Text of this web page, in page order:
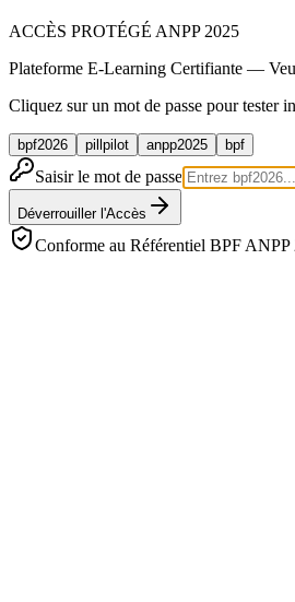
ACCÈS PROTÉGÉ ANPP 2025
Plateforme E-Learning Certifiante —
Cliquez sur un mot de passe pour tester
bpf2026 pillpilot anpp2025 bpf
Saisir le mot de passe
Déverrouiller l'Accès
Conforme au Référentiel BPF ANPP